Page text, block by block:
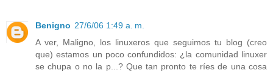
Benigno 27/6/06 1:49 a. m.
A ver, Maligno, los linuxeros que seguimos tu blog (creo
que) estamos un poco confundidos: ¿la comunidad linuxer
se chupa o no la p...? Que tan pronto te ríes de una cosa